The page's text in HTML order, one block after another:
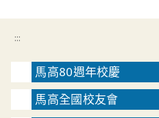
:::
馬高80週年校慶
馬高全國校友會